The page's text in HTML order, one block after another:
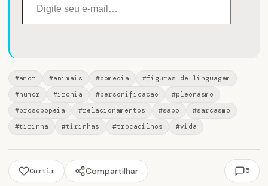
#amor #animais #comedia
#figuras-de-linguagem
#humor
#ironia #personificacao
#pleonasmo
#prosopopeia
#relacionamentos #sapo
#sarcasmo
#tirinha
#tirinhas #trocadilhos #vida
Curtir Compartilhar 5